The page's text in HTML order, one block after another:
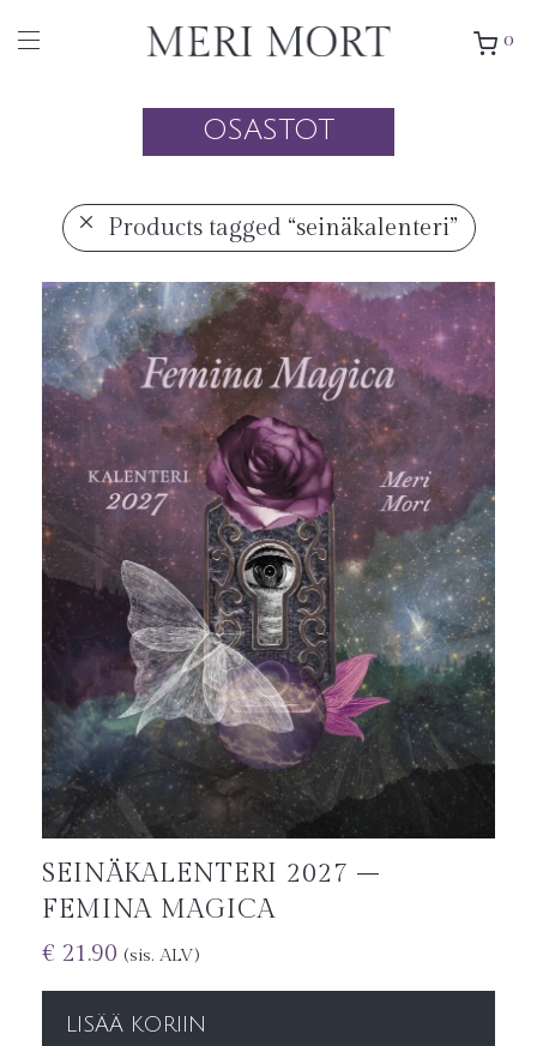
0
OSASTOT
Products tagged “seinäkalenteri”
SEINÄKALENTERI 2027 –
FEMINA MAGICA
€ 21.90 (sis. ALV)
LISÄÄ KORIIN